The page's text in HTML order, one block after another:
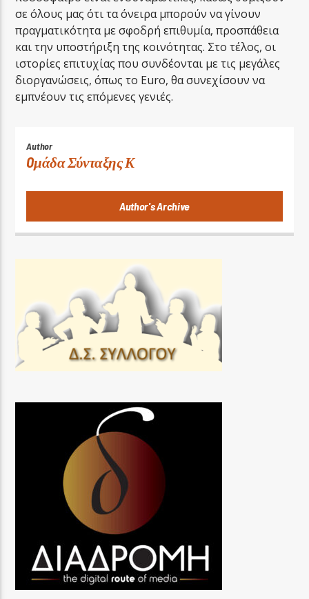
σε όλους μας ότι τα όνειρα μπορούν να γίνουν
πραγματικότητα με σφοδρή επιθυμία, προσπάθεια
και την υποστήριξη της κοινότητας. Στο τέλος, οι
ιστορίες επιτυχίας που συνδέονται με τις μεγάλες
διοργανώσεις, όπως το Euro, θα συνεχίσουν να
εμπνέουν τις επόμενες γενιές.
Author
Oμάδα Σύνταξης Κ
Author's Archive